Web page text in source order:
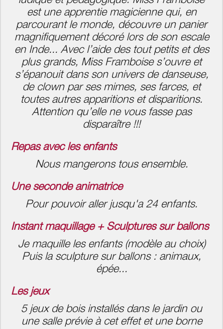
est une apprentie magicienne qui, en
parcourant le monde, découvre un panier
magnifiquement décoré lors de son escale
en Inde... Avec l’aide des tout petits et des
plus grands, Miss Framboise s’ouvre et
s’épanouit dans son univers de danseuse,
de clown par ses mimes, ses farces, et
toutes autres apparitions et disparitions.
Attention qu’elle ne vous fasse pas
disparaître !!!
Repas avec les enfants
Nous mangerons tous ensemble.
Une seconde animatrice
Pour pouvoir aller jusqu'a 24 enfants.
Instant maquillage + Sculptures sur ballons
Je maquille les enfants (modèle au choix)
Puis la sculpture sur ballons : animaux,
épée...
Les jeux
5 jeux de bois installés dans le jardin ou
une salle prévie à cet effet et une borne